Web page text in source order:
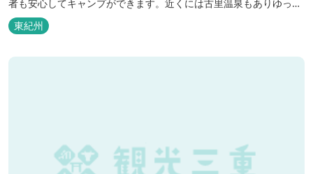
者も安心してキャンプができます。近くには古里温泉もありゆっく
りのんびり過ごしたい方に最高！
東紀州